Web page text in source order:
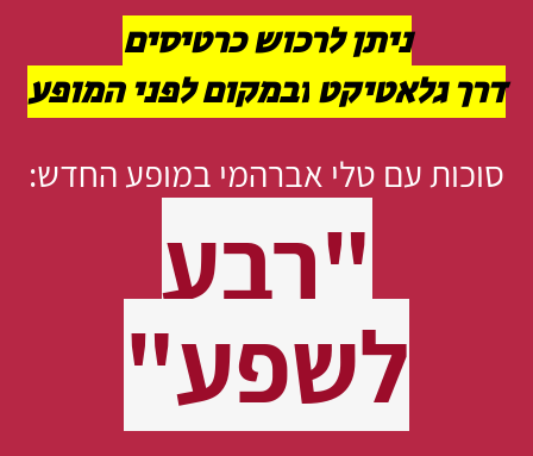
ניתן לרכוש כרטיסים
דרך גלאטיקטובמקום לפני המופע
סוכות עם טלי אברהמי במופע החדש:
"רבע
לשפע"